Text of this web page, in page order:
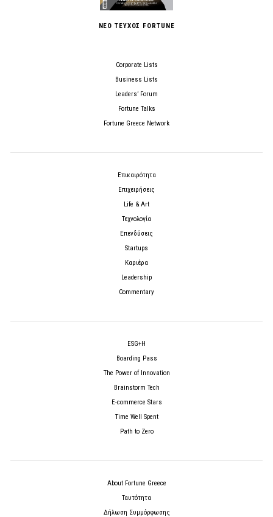
ΝΕΟ ΤΕΥΧΟΣ FORTUNE
Corporate Lists
Business Lists
Leaders’ Forum
Fortune Talks
Fortune Greece Network
Επικαιρότητα
Επιχειρήσεις
Life & Art
Τεχνολογία
Επενδύσεις
Startups
Καριέρα
Leadership
Commentary
ESG+H
Boarding Pass
The Power of Innovation
Brainstorm Tech
E-commerce Stars
Time Well Spent
Path to Zero
About Fortune Greece
Ταυτότητα
Δήλωση Συμμόρφωσης